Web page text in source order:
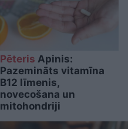
Pēteris Apinis:
Pazemināts vitamīna
B12 līmenis,
novecošana un
mitohondriji